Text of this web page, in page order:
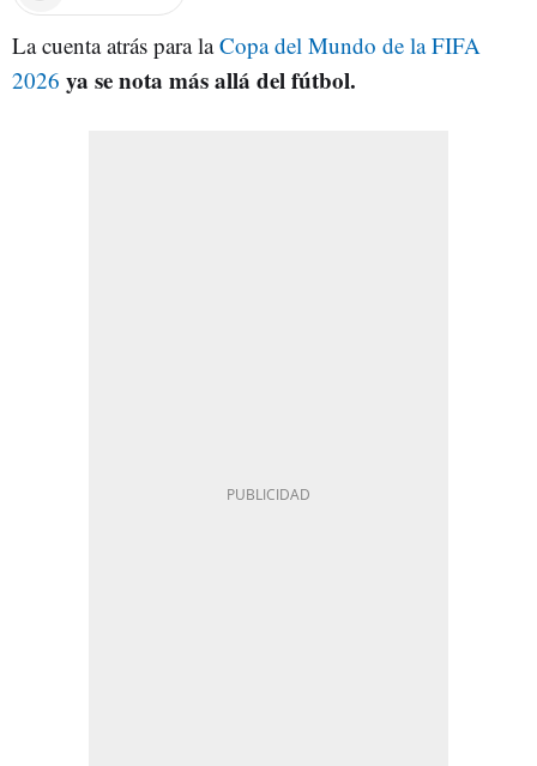
La cuenta atrás para laCopa del Mundo de la FIFA
2026 ya se nota más allá del fútbol.